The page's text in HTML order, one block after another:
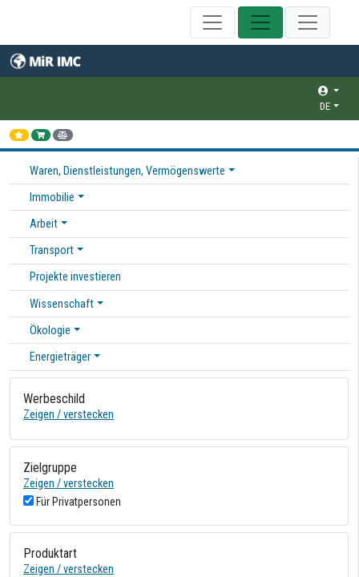
DE
Waren, Dienstleistungen, Vermögenswerte
Immobilie
Arbeit
Transport
Projekte investieren
Wissenschaft
Ökologie
Energieträger
Werbeschild
Zeigen / verstecken
Zielgruppe
Zeigen / verstecken
Für Privatpersonen
Produktart
Zeigen / verstecken